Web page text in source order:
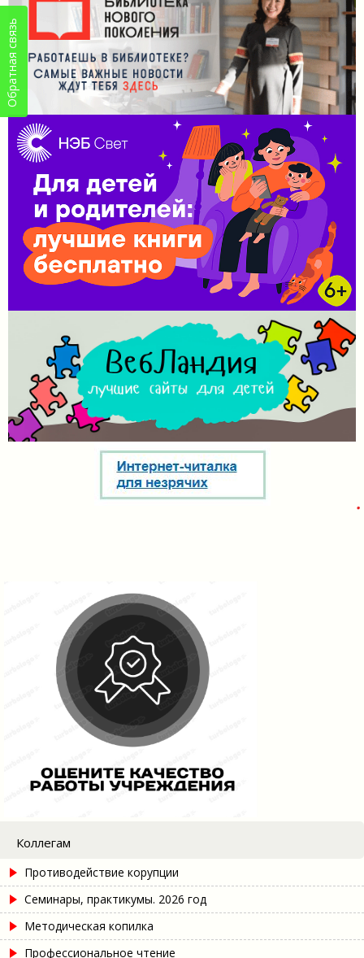
Коллегам
Противодействие корупции
Семинары, практикумы. 2026 год
Методическая копилка
Профессиональное чтение
Обратная связь